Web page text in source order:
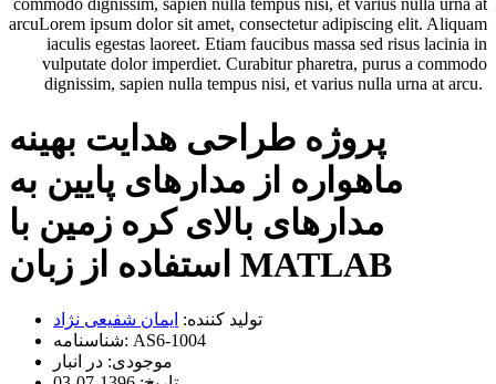
arcuLorem ipsum dolor sit amet, consectetur adipiscing elit. Aliquam
iaculis egestas laoreet. Etiam faucibus massa sed risus lacinia in
vulputate dolor imperdiet. Curabitur pharetra, purus a commodo
dignissim, sapien nulla tempus nisi, et varius nulla urna at arcu.
پروژه طراحی هدايت بهينه
ماهواره از مدارهای پايين به
مدارهای بالای کره زمين ‬با
استفاده از زبان MATLAB
تولید کننده: ايمان شفيعی نژاد
شناسنامه: AS6-1004
موجودی: در انبار